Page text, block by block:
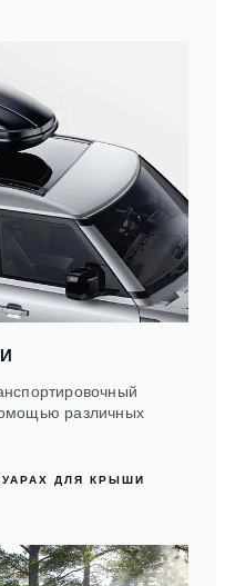
различных
ДЛЯ КРЫШИ